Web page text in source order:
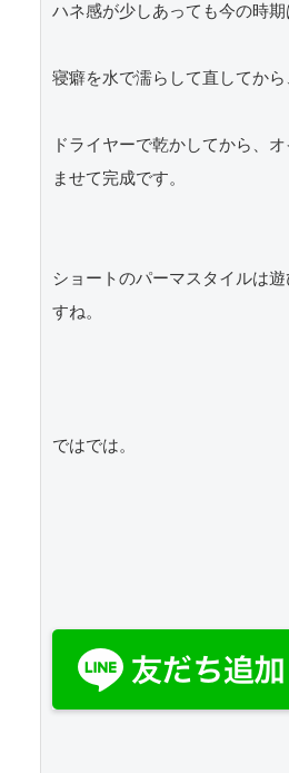
ハネ感が少しあっても今の時期
寝癖を水で濡らして直してから
ドライヤーで乾かしてから、
ませて完成です。
ショートのパーマスタイルは
すね。
ではでは。